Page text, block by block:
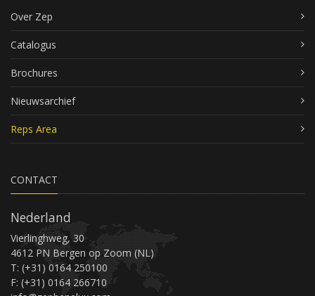
Over Zep
Catalogus
Brochures
Nieuwsarchief
Reps Area
CONTACT
Nederland
Vierlinghweg, 30
4612 PN Bergen op Zoom (NL)
T: (+31) 0164 250100
F: (+31) 0164 266710